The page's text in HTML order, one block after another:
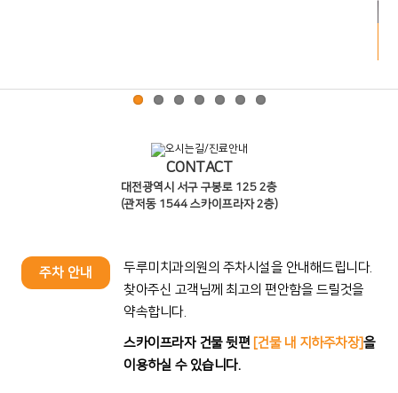
CONTACT
대전광역시 서구 구봉로 125 2층
(관저동 1544 스카이프라자 2층)
주차 안내
두루미치과의원의 주차시설을 안내해드립니다.
찾아주신 고객님께 최고의 편안함을 드릴것을
약속합니다.
스카이프라자 건물 뒷편 [건물 내 지하주차장] 을
이용하실 수 있습니다.